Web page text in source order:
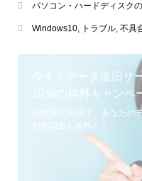
パソコン・ハードディスク
Windows10, トラブル, 不具
今すぐデータ復旧サ
10個の無料キャンペ
18年間の実績で、あなたの
初期調査も無料！！